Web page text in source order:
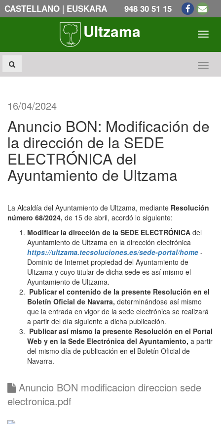
CASTELLANO | EUSKARA 948 30 51 15
Ultzama
16/04/2024
Anuncio BON: Modificación de
la dirección de la SEDE
ELECTRÓNICA del
Ayuntamiento de Ultzama
La Alcaldía del Ayuntamiento de Ultzama, mediante Resolución
número 68/2024, de 15 de abril, acordó lo siguiente:
Modificar la dirección de la SEDE ELECTRÓNICA del
Ayuntamiento de Ultzama en la dirección electrónica
https://ultzama.tecsoluciones.es/sede-portal/home -
Dominio de Internet propiedad del Ayuntamiento de
Ultzama y cuyo titular de dicha sede es así mismo el
Ayuntamiento de Ultzama.
Publicar el contenido de la presente Resolución en el
Boletín Oficial de Navarra, determinándose así mismo
que la entrada en vigor de la sede electrónica se realizará
a partir del día siguiente a dicha publicación.
Publicar así mismo la presente Resolución en el Portal
Web y en la Sede Electrónica del Ayuntamiento, a partir
del mismo día de publicación en el Boletín Oficial de
Navarra.
Anuncio BON modificacion direccion sede
electronica.pdf